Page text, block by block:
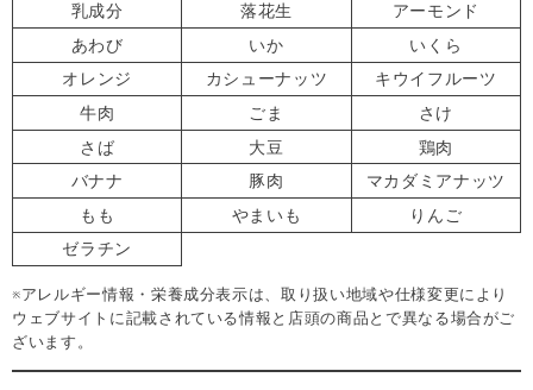
乳成分
落花生
アーモンド
あわび
いか
いくら
オレンジ
カシューナッツ
キウイフルーツ
牛肉
ごま
さけ
さば
大豆
鶏肉
バナナ
豚肉
マカダミアナッツ
もも
やまいも
りんご
ゼラチン
※アレルギー情報・栄養成分表示は、取り扱い地域や仕様変更により
ウェブサイトに記載されている情報と店頭の商品とで異なる場合がご
ざいます。